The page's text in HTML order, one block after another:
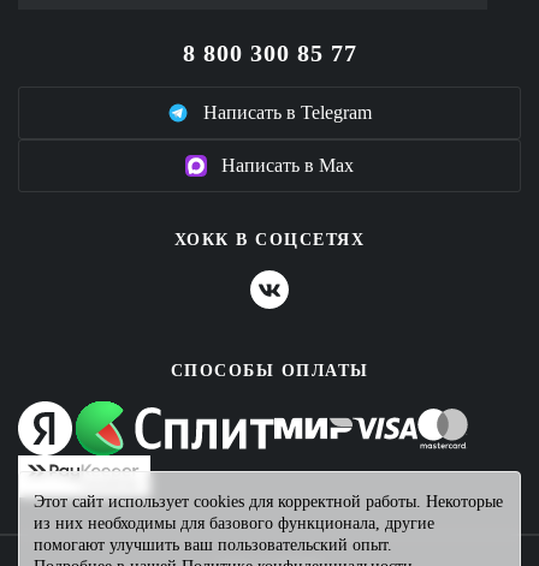
8 800 300 85 77
Написать в Telegram
Написать в Max
ХОКК В СОЦСЕТЯХ
СПОСОБЫ ОПЛАТЫ
Этот сайт использует cookies для корректной работы. Некоторые
из них необходимы для базового функционала, другие
помогают улучшить ваш пользовательский опыт.